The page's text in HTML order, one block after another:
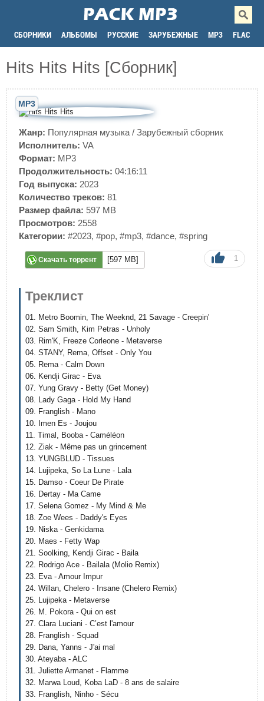
СБОРНИКИ АЛЬБОМЫ РУССКИЕ ЗАРУБЕЖНЫЕ MP3 FLAC
Hits Hits Hits [Сборник]
MP3
Жанр: Популярная музыка / Зарубежный сборник
Исполнитель: VA
Формат: MP3
Продолжительность: 04:16:11
Год выпуска: 2023
Количество треков: 81
Размер файла: 597 MB
Просмотров: 2558
Категории: #2023, #pop, #mp3, #dance, #spring
Скачать торрент [597 MB] 1
Треклист
01. Metro Boomin, The Weeknd, 21 Savage - Creepin'
02. Sam Smith, Kim Petras - Unholy
03. Rim'K, Freeze Corleone - Metaverse
04. STANY, Rema, Offset - Only You
05. Rema - Calm Down
06. Kendji Girac - Eva
07. Yung Gravy - Betty (Get Money)
08. Lady Gaga - Hold My Hand
09. Franglish - Mano
10. Imen Es - Joujou
11. Timal, Booba - Caméléon
12. Ziak - Même pas un grincement
13. YUNGBLUD - Tissues
14. Lujipeka, So La Lune - Lala
15. Damso - Coeur De Pirate
16. Dertay - Ma Came
17. Selena Gomez - My Mind & Me
18. Zoe Wees - Daddy's Eyes
19. Niska - Genkidama
20. Maes - Fetty Wap
21. Soolking, Kendji Girac - Baila
22. Rodrigo Ace - Bailala (Molio Remix)
23. Eva - Amour Impur
24. Willan, Chelero - Insane (Chelero Remix)
25. Lujipeka - Metaverse
26. M. Pokora - Qui on est
27. Clara Luciani - C’est l'amour
28. Franglish - Squad
29. Dana, Yanns - J'ai mal
30. Ateyaba - ALC
31. Juliette Armanet - Flamme
32. Marwa Loud, Koba LaD - 8 ans de salaire
33. Franglish, Ninho - Sécu